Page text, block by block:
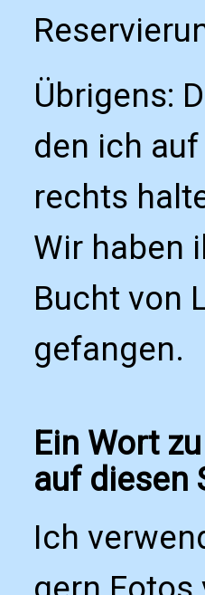
Übrigens:
den ich
rechts
Wir haben
Bucht von
gefangen.
Ein Wort
auf diesen
Ich